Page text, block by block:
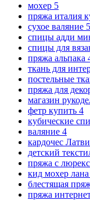
мохер 5
пряжа италия
сухое валяние 5
спицы адди
спицы для
пряжа альпака
ткань для
постельные
пряжа для
магазин
фетр купить 4
кубические
валяние 4
кардочес
детский
пряжа с
кид мохер лана
блестящая
пряжа